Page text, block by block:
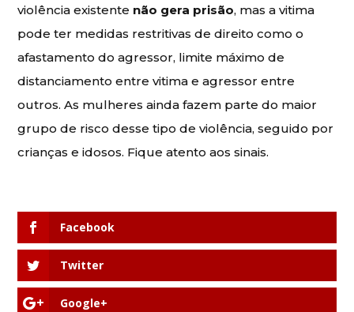
violência existente não gera prisão, mas a vitima
pode ter medidas restritivas de direito como o
afastamento do agressor, limite máximo de
distanciamento entre vitima e agressor entre
outros. As mulheres ainda fazem parte do maior
grupo de risco desse tipo de violência, seguido por
crianças e idosos. Fique atento aos sinais.
Facebook
Twitter
Google+